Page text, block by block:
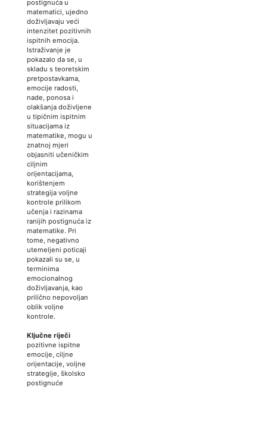
postignuća u
matematici, ujedno
doživljavaju veći
intenzitet pozitivnih
ispitnih emocija.
Istraživanje je
pokazalo da se, u
skladu s teoretskim
pretpostavkama,
emocije radosti,
nade, ponosa i
olakšanja doživljene
u tipičnim ispitnim
situacijama iz
matematike, mogu u
znatnoj mjeri
objasniti učeničkim
ciljnim
orijentacijama,
korištenjem
strategija voljne
kontrole prilikom
učenja i razinama
ranijih postignuća iz
matematike. Pri
tome, negativno
utemeljeni poticaji
pokazali su se, u
terminima
emocionalnog
doživljavanja, kao
prilično nepovoljan
oblik voljne
kontrole.
Ključne riječi
pozitivne ispitne
emocije, ciljne
orijentacije, voljne
strategije, školsko
postignuće